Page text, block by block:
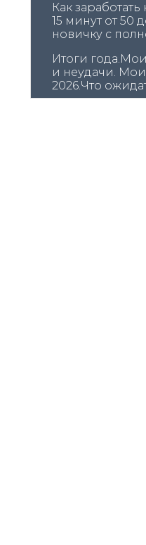
Как заработать
15 минут от 50
новичку с
Итоги
и неудачи.
2026.Что